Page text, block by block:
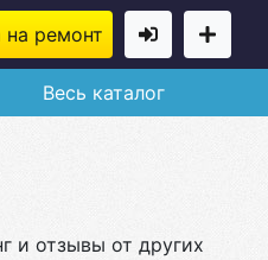
на ремонт
Весь каталог
и отзывы от других